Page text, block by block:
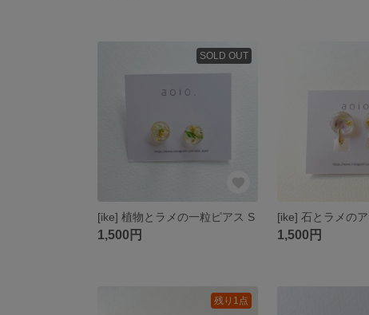
SOLD OUT
[ike] 植物とラメの一粒ピアス S
1,500円 1,500円
残り1点